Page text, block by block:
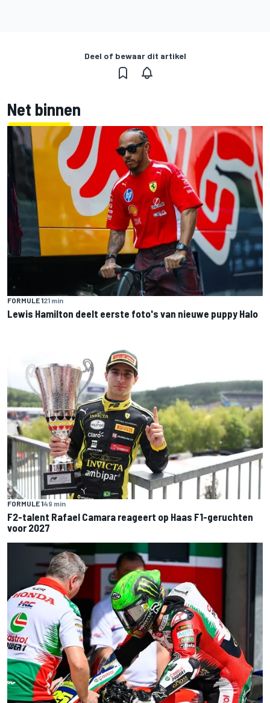
Deel of bewaar dit artikel
Net binnen
FORMULE 121 min
Lewis Hamilton deelt eerste foto's van nieuwe puppy Halo
FORMULE 149 min
F2-talent Rafael Camara reageert op Haas F1-geruchten
voor 2027